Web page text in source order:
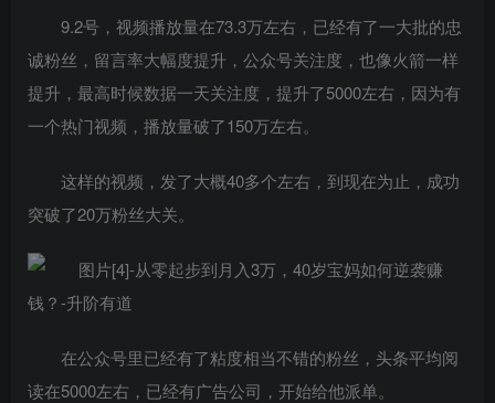
9.2号，视频播放量在73.3万左右，已经有了一大批的忠
诚粉丝，留言率大幅度提升，公众号关注度，也像火箭一样
提升，最高时候数据一天关注度，提升了5000左右，因为有
一个热门视频，播放量破了150万左右。
这样的视频，发了大概40多个左右，到现在为止，成功
突破了20万粉丝大关。
在公众号里已经有了粘度相当不错的粉丝，头条平均阅
读在5000左右，已经有广告公司，开始给他派单。